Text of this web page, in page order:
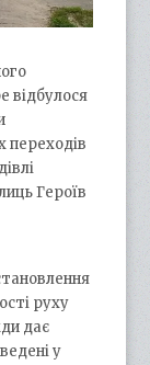
відбулося
переходів
Героїв
руху
дає
у